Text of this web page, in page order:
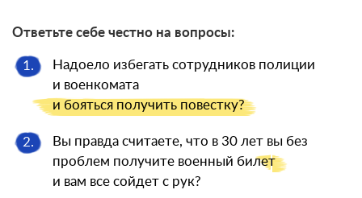
Ответьте себе честно на вопросы:
1.
Надоело избегать сотрудников полиции
и военкомата
и бояться получить повестку?
2.
Вы правда считаете, что в 30 лет вы без
проблем получите военный билет
и вам все сойдет с рук?